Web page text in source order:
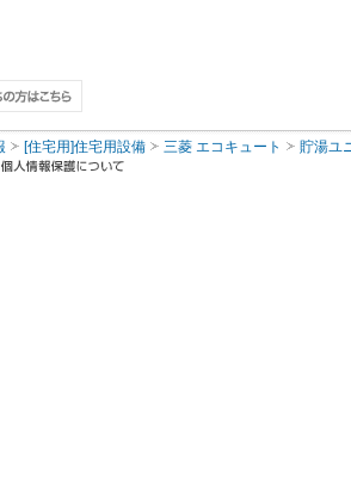
[住宅用]住宅用設備 三菱 エコキュート 貯湯ユ